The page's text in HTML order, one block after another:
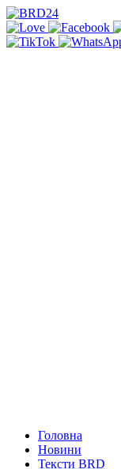
Головна
Новини
Тексти BRD